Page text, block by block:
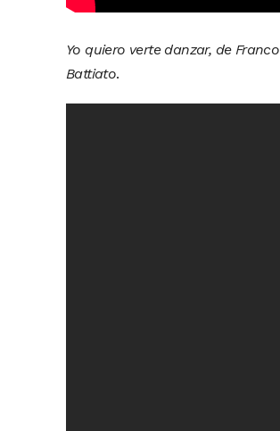
Yo quiero verte danzar, de Franco
Battiato.